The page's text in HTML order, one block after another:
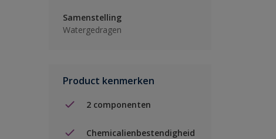
Samenstelling
Watergedragen
Product kenmerken
2 componenten
Chemicalienbestendigheid